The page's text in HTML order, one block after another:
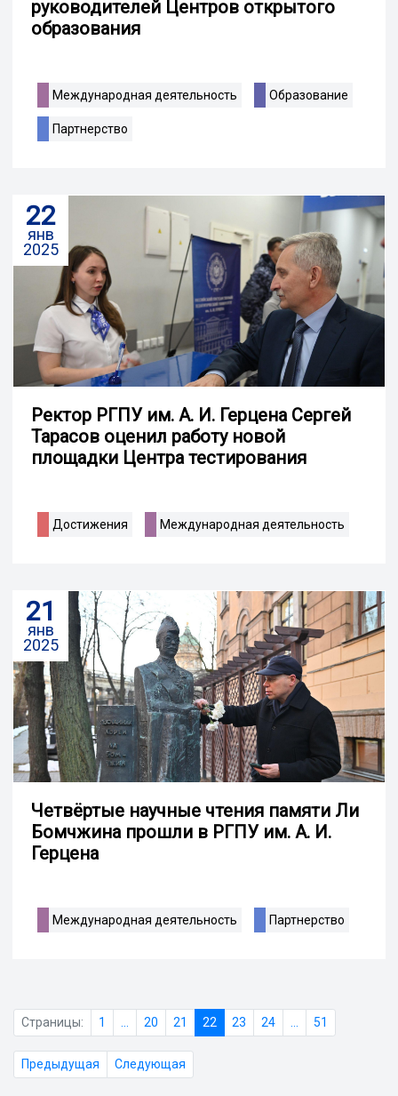
руководителей Центров открытого
образования
Международная деятельность Образование
Партнерство
22
янв
2025
Ректор РГПУ им. А. И. Герцена Сергей
Тарасов оценил работу новой
площадки Центра тестирования
Достижения Международная деятельность
21
янв
2025
Четвёртые научные чтения памяти Ли
Бомчжина прошли в РГПУ им. А. И.
Герцена
Международная деятельность Партнерство
Страницы: 1 20 21 22 23 24 51
Предыдущая Следующая